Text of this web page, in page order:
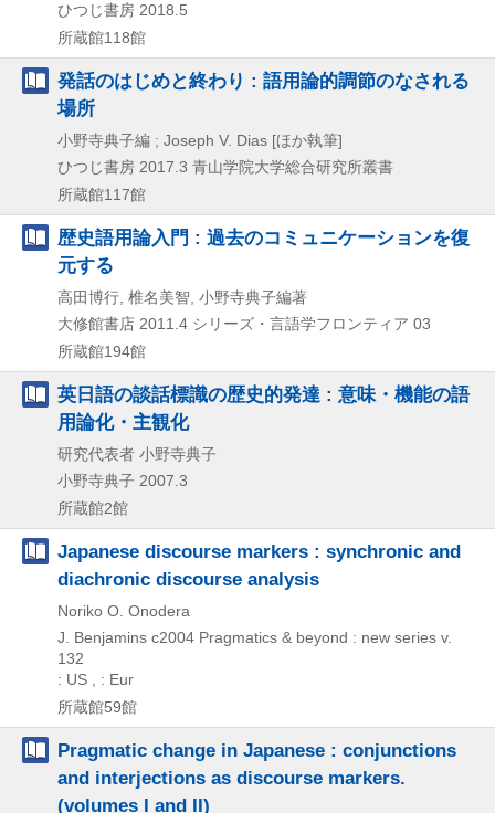
ひつじ書房 2018.5
所蔵館118館
発話のはじめと終わり : 語用論的調節のなされる
場所
小野寺典子編 ; Joseph V. Dias [ほか執筆]
ひつじ書房 2017.3 青山学院大学総合研究所叢書
所蔵館117館
歴史語用論入門 : 過去のコミュニケーションを復
元する
高田博行, 椎名美智, 小野寺典子編著
大修館書店 2011.4 シリーズ・言語学フロンティア 03
所蔵館194館
英日語の談話標識の歴史的発達 : 意味・機能の語
用論化・主観化
研究代表者 小野寺典子
小野寺典子 2007.3
所蔵館2館
Japanese discourse markers : synchronic and
diachronic discourse analysis
Noriko O. Onodera
J. Benjamins c2004 Pragmatics & beyond : new series v.
132
: US , : Eur
所蔵館59館
Pragmatic change in Japanese : conjunctions
and interjections as discourse markers.
(volumes I and II)